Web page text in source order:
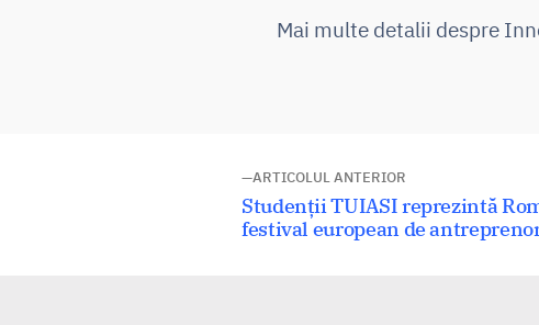
Mai multe detalii despre
ARTICOLUL ANTERIOR
Articolul
anterior:
Studenții TUIASI reprezintă
festival european de